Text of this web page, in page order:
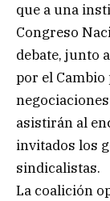
que a una
Congreso
debate, junto
por el
asistirán al
invitados los
sindicalistas.
La coalición